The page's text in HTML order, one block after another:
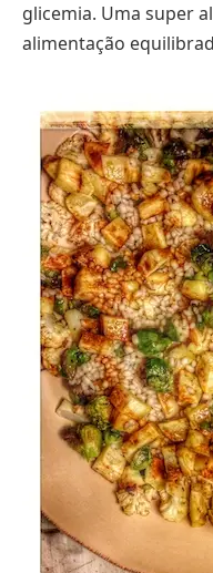
glicemia. Uma super
alimentação